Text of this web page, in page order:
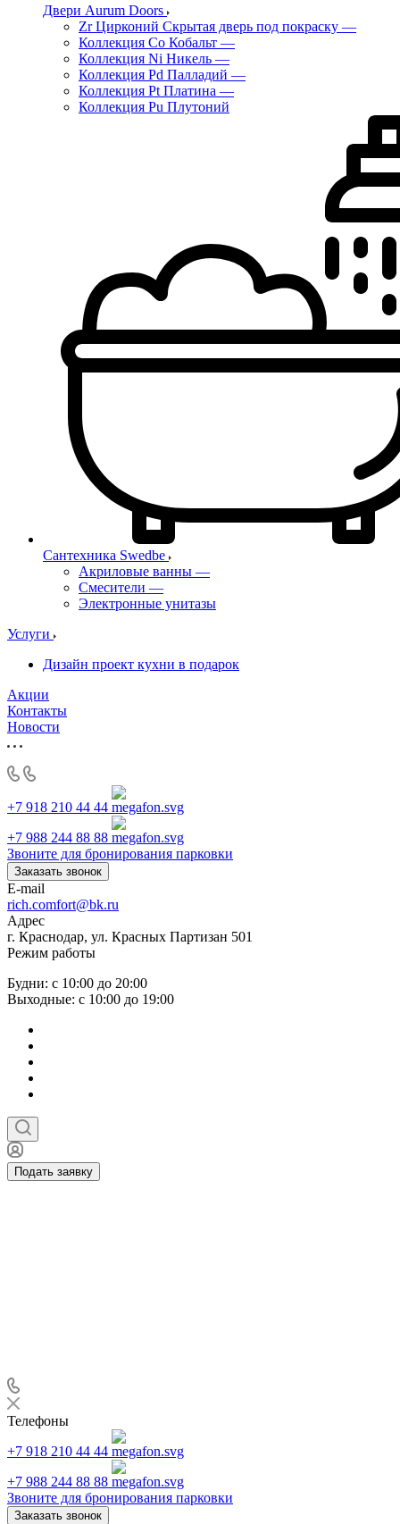
Двери Aurum Doors
Zr Цирконий Скрытая дверь под покраску —
Коллекция Co Кобальт —
Коллекция Ni Никель —
Коллекция Pd Палладий —
Коллекция Pt Платина —
Коллекция Pu Плутоний
Сантехника Swedbe
Акриловые ванны —
Смесители —
Электронные унитазы
Услуги
Дизайн проект кухни в подарок
Акции
Контакты
Новости
+7 918 210 44 44
+7 988 244 88 88
Звоните для бронирования парковки
Заказать звонок
E-mail
rich.comfort@bk.ru
Адрес
г. Краснодар, ул. Красных Партизан 501
Режим работы
Будни: с 10:00 до 20:00
Выходные: с 10:00 до 19:00
Подать заявку
Телефоны
+7 918 210 44 44
+7 988 244 88 88
Звоните для бронирования парковки
Заказать звонок